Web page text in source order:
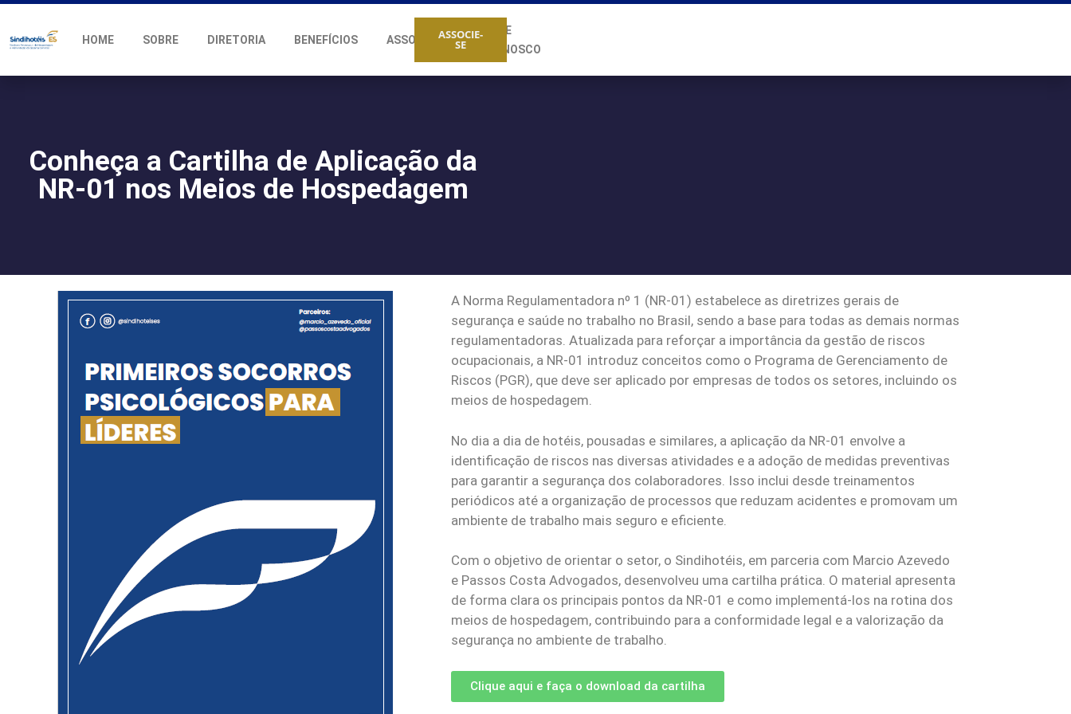
HOME SOBRE DIRETORIA BENEFÍCIOS ASSOCIADOS
FALE
CONOSCO
ASSOCIE-
SE
Conheça a Cartilha de Aplicação da
NR-01 nos Meios de Hospedagem
A Norma Regulamentadora nº 1 (NR-01) estabelece as diretrizes gerais de
segurança e saúde no trabalho no Brasil, sendo a base para todas as demais normas
regulamentadoras. Atualizada para reforçar a importância da gestão de riscos
ocupacionais, a NR-01 introduz conceitos como o Programa de Gerenciamento de
Riscos (PGR), que deve ser aplicado por empresas de todos os setores, incluindo os
meios de hospedagem.
No dia a dia de hotéis, pousadas e similares, a aplicação da NR-01 envolve a
identificação de riscos nas diversas atividades e a adoção de medidas preventivas
para garantir a segurança dos colaboradores. Isso inclui desde treinamentos
periódicos até a organização de processos que reduzam acidentes e promovam um
ambiente de trabalho mais seguro e eficiente.
Com o objetivo de orientar o setor, o Sindihotéis, em parceria com Marcio Azevedo
e Passos Costa Advogados, desenvolveu uma cartilha prática. O material apresenta
de forma clara os principais pontos da NR-01 e como implementá-los na rotina dos
meios de hospedagem, contribuindo para a conformidade legal e a valorização da
segurança no ambiente de trabalho.
Clique aqui e faça o download da cartilha